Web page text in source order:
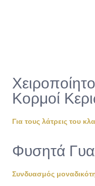
Κορμοί
Για τους λάτρεις του
Φυσητά
Συνδυασμός